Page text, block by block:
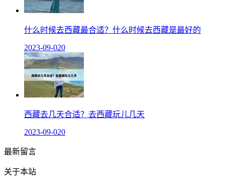
什么时候去西藏最合适？什么时候去西藏是最好的
2023-09-020
西藏去几天合适？去西藏玩儿几天
2023-09-020
最新留言
关于本站